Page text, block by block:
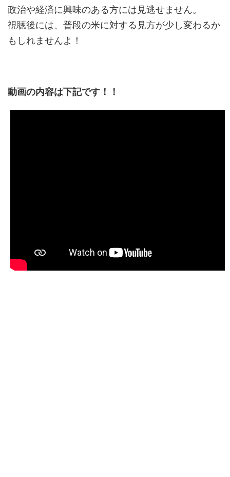
政治や経済に興味のある方には見逃せません。
視聴後には、普段の米に対する見方が少し変わるか
もしれませんよ！
動画の内容は下記です！！